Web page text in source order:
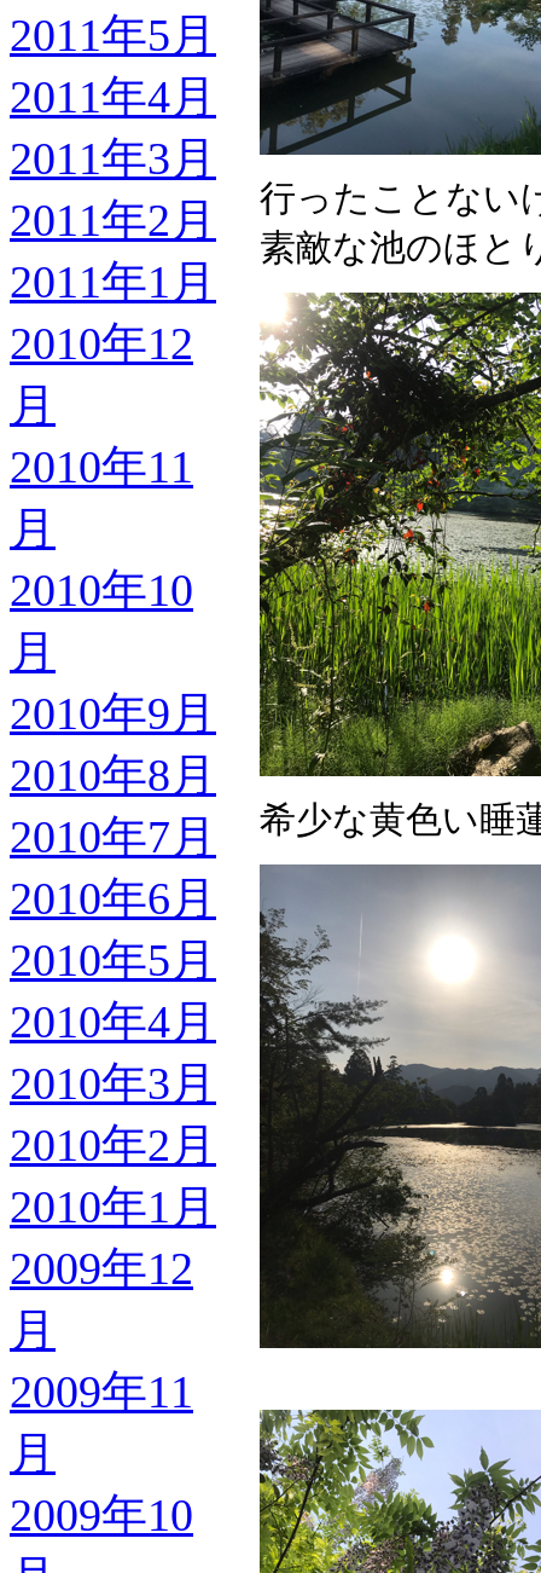
2011年5月
2011年4月
2011年3月
2011年2月
2011年1月
2010年12
月
2010年11
月
2010年10
月
2010年9月
2010年8月
2010年7月
2010年6月
2010年5月
2010年4月
2010年3月
2010年2月
2010年1月
2009年12
月
2009年11
月
2009年10
行ったことない
素敵な池のほと
希少な黄色い睡